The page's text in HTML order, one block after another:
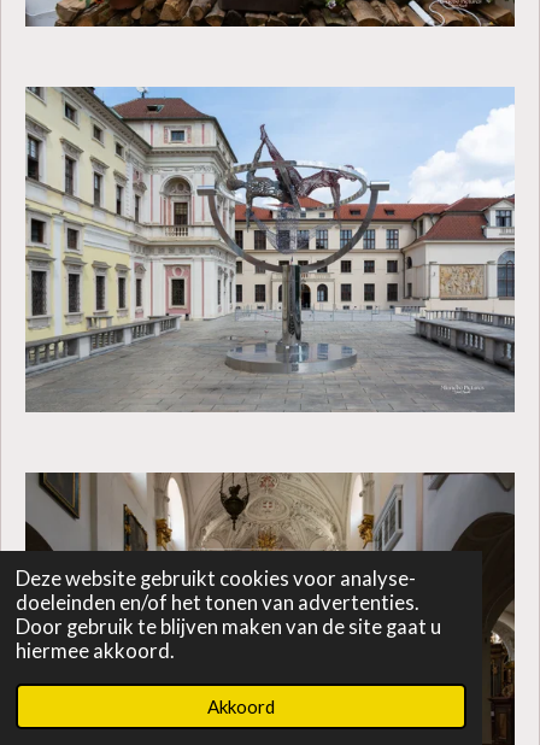
Deze website gebruikt cookies voor analyse-
doeleinden en/of het tonen van advertenties.
Door gebruik te blijven maken van de site gaat u
hiermee akkoord.
Akkoord